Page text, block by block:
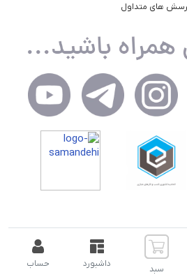
سبد داشبورد حساب
های متداول
برای شرکت اسپاد توسعه نویان (